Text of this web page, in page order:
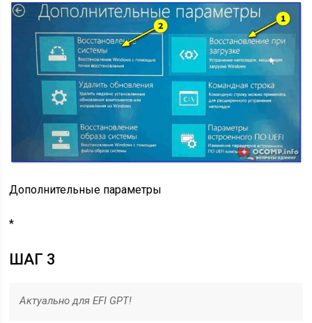
Дополнительные параметры
*
ШАГ 3
Актуально для EFI GPT!